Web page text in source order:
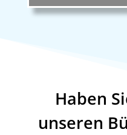
Haben
unseren